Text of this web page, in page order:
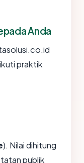
Anda
praktik
). Nilai dihitung
publik